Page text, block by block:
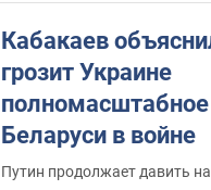
Кабакаев
грозит Украине
полномасштабное
Беларуси в войне
Путин продолжает давить